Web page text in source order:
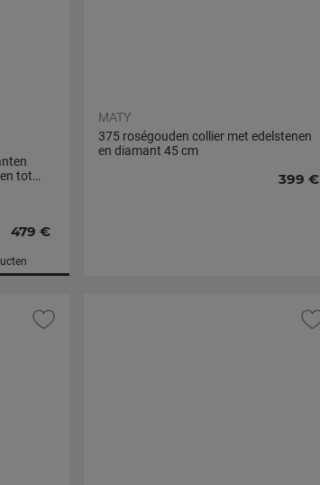
tot
479 €
MATY
375 roségouden collier met edelstenen
en diamant 45 cm
399 €